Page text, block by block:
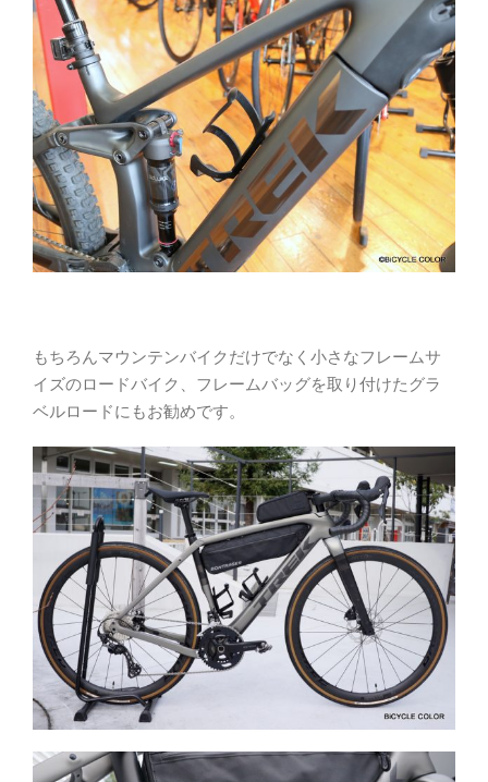
もちろんマウンテンバイクだけでなく小さなフレームサ
イズのロードバイク、フレームバッグを取り付けたグラ
ベルロードにもお勧めです。